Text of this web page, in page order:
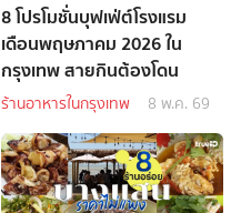
8 โปรโมชั่นบุฟเฟ่ต์โรงแรม
เดือนพฤษภาคม 2026 ใน
กรุงเทพ สายกินต้องโดน
ร้านอาหารในกรุงเทพ 8 พ.ค. 69